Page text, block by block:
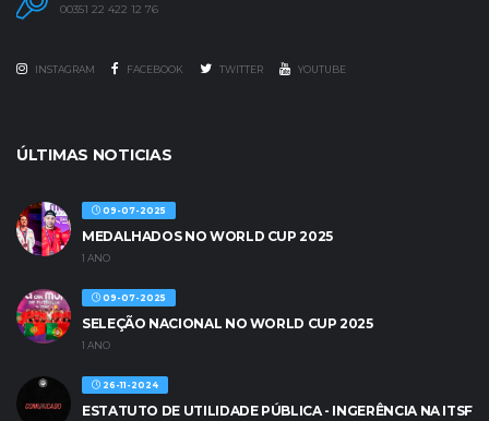
00351 22 422 12 76
INSTAGRAM FACEBOOK TWITTER YOUTUBE
ÚLTIMAS NOTICIAS
09-07-2025
MEDALHADOS NO WORLD CUP 2025
1 ANO
09-07-2025
SELEÇÃO NACIONAL NO WORLD CUP 2025
1 ANO
26-11-2024
ESTATUTO DE UTILIDADE PÚBLICA - INGERÊNCIA NA ITSF